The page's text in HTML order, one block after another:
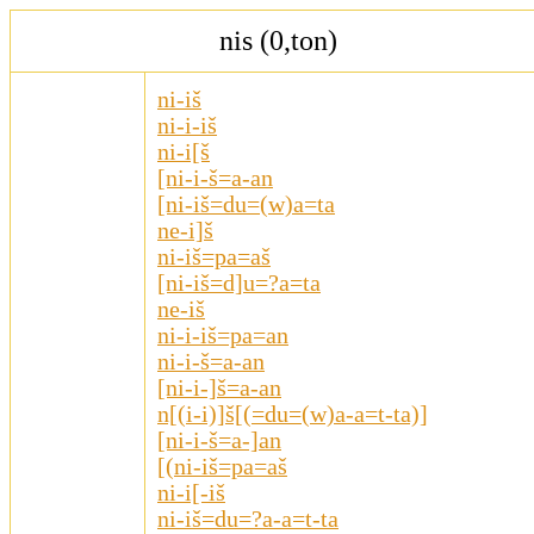
nis (0,ton)
ni-iš
ni-i-iš
ni-i[š
[ni-i-š=a-an
[ni-iš=du=(w)a=ta
ne-i]š
ni-iš=pa=aš
[ni-iš=d]u=?a=ta
ne-iš
ni-i-iš=pa=an
ni-i-š=a-an
[ni-i-]š=a-an
n[(i-i)]š[(=du=(w)a-a=t-ta)]
[ni-i-š=a-]an
[(ni-iš=pa=aš
ni-i[-iš
ni-iš=du=?a-a=t-ta